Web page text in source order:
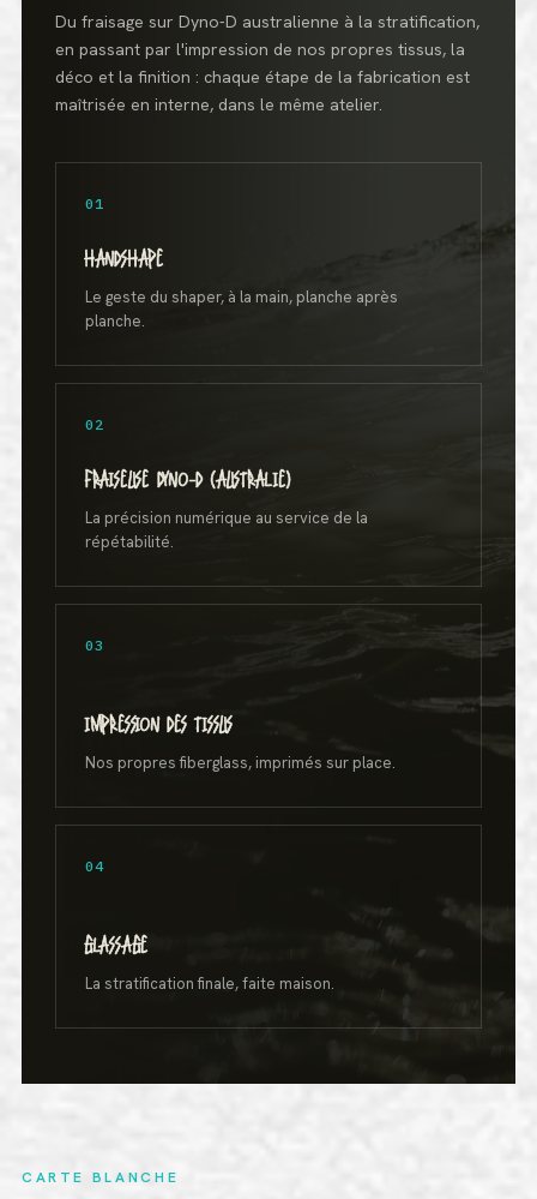
Du fraisage sur Dyno-D australienne à la stratification,
en passant par l'impression de nos propres tissus, la
déco et la finition : chaque étape de la fabrication est
maîtrisée en interne, dans le même atelier.
01
HANDSHAPE
Le geste du shaper, à la main, planche après
planche.
02
FRAISEUSE DYNO-D (AUSTRALIE)
La précision numérique au service de la
répétabilité.
03
IMPRESSION DES TISSUS
Nos propres fiberglass, imprimés sur place.
04
GLASSAGE
La stratification finale, faite maison.
CARTE BLANCHE